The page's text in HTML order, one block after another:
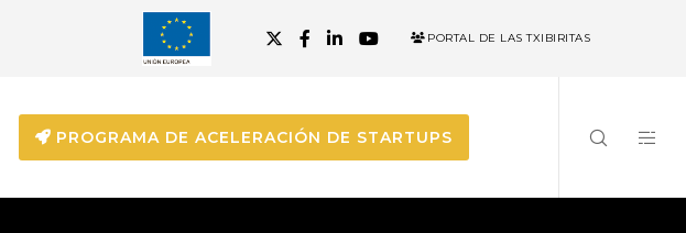
PORTAL DE LAS TXIBIRITAS
PROGRAMA DE ACELERACIÓN DE STARTUPS